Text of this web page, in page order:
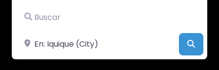
Buscar
Cerca de